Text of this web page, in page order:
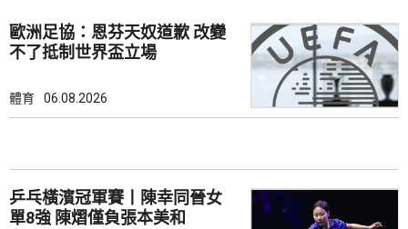
歐洲足協：恩芬天奴道歉 改變
不了抵制世界盃立場
體育 06.08.2026
乒乓橫濱冠軍賽丨陳幸同晉女
單8強 陳熠僅負張本美和